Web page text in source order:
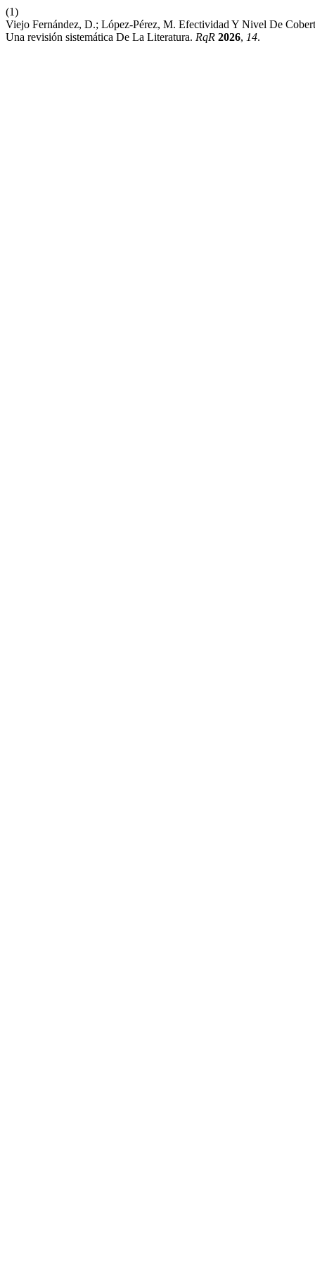
(1)
Viejo Fernández, D.; López-Pérez, M. Efectividad Y Nivel De
Una revisión sistemática De La Literatura. RqR 2026, 14.